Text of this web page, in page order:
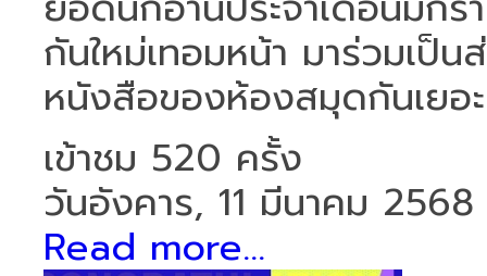
กันใหม่เทอมหน้า มาร่วมเป็
หนังสือของห้องสมุดกันเยอ
เข้าชม 520 ครั้ง
วันอังคาร, 11 มีนาคม 2568
Read more...